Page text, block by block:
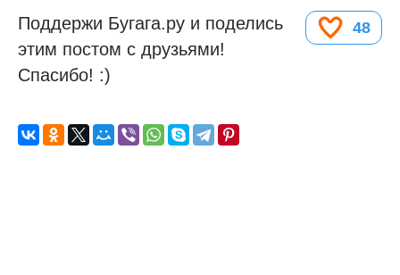
48
Поддержи Бугага.ру и поделись
этим постом с друзьями!
Спасибо! :)